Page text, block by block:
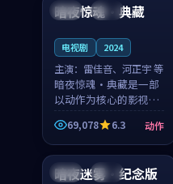
中国 高分
暗夜惊魂·典藏
电视剧 2024
主演： 雷佳音、河正宇 等
暗夜惊魂·典藏是一部
以动作为核心的影视作
品，围绕危机、反转与
人物成长展开，整体节
奏紧凑，值得推荐观
69,078 6.3 动作
美国 完结
暗夜迷雾·纪念版